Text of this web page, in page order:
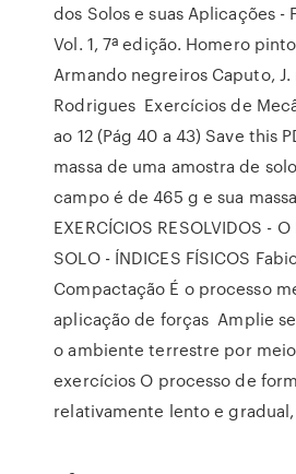
dos Solos e suas Aplicações -
Vol. 1, 7ª edição. Homero
Armando negreiros Caputo,
Rodrigues Exercícios de
ao 12 (Pág 40 a 43) Save this
massa de uma amostra de
campo é de 465 g e sua
EXERCÍCIOS RESOLVIDOS -
SOLO - ÍNDICES FÍSICOS
Compactação É o processo
aplicação de forças Amplie
o ambiente terrestre por
exercícios O processo de
relativamente lento e